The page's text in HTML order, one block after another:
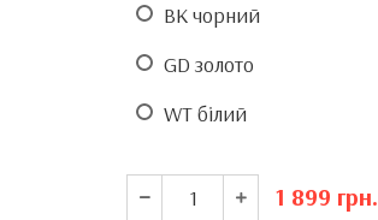
BK чорний
GD золото
WT білий
1 899 грн.